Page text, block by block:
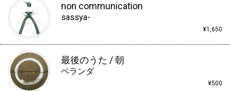
non communication
sassya-
¥1,650
最後のうた / 朝
ベランダ
¥500